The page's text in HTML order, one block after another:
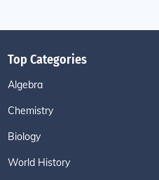
Top Categories
Algebra
Chemistry
Biology
World History